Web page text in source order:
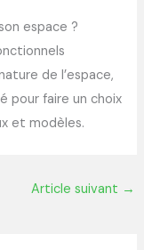
espace ?
de l’espace,
pour faire un choix
et modèles.
Article suivant →